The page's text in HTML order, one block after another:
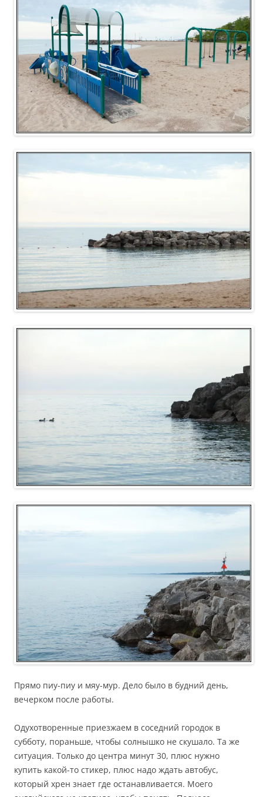
Прямо пиу-пиу и мяу-мур. Дело было в будний день,
вечерком после работы.
Одухотворенные приезжаем в соседний городок в
субботу, пораньше, чтобы солнышко не скушало. Та же
ситуация. Только до центра минут 30, плюс нужно
купить какой-то стикер, плюс надо ждать автобус,
который хрен знает где останавливается. Моего